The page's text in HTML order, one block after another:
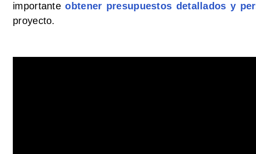
importanteobtener presupuestos detallados y
proyecto.